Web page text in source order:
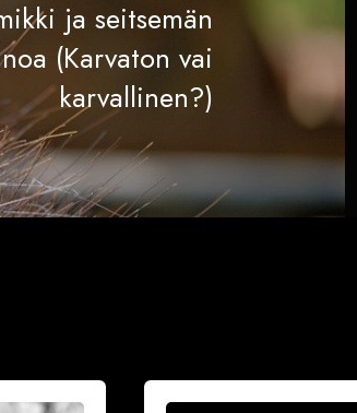
ja seitsemän
(Karvaton vai
karvallinen?)